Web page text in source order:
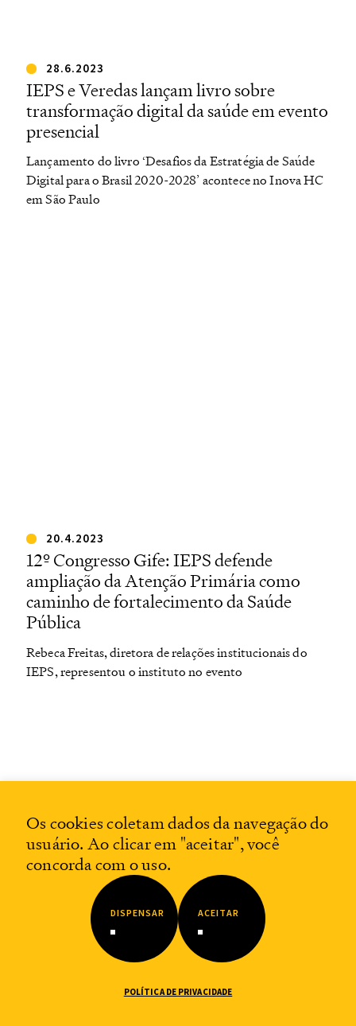
28.6.2023
IEPS e Veredas lançam livro sobre
transformação digital da saúde em evento
presencial
Lançamento do livro ‘Desafios da Estratégia de Saúde
Digital para o Brasil 2020-2028’ acontece no Inova HC
em São Paulo
20.4.2023
12º Congresso Gife: IEPS defende
ampliação da Atenção Primária como
caminho de fortalecimento da Saúde
Pública
Rebeca Freitas, diretora de relações institucionais do
IEPS, representou o instituto no evento
Os cookies coletam dados da navegação do
usuário. Ao clicar em "aceitar", você
concorda com o uso.
POLÍTICA DE PRIVACIDADE
DISPENSAR ACEITAR